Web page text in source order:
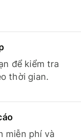
để kiểm tra
thời gian.
miễn phí và